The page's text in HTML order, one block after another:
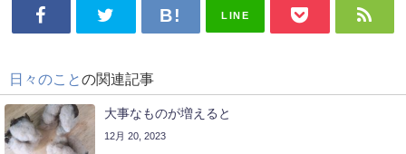
LINE
日々のことの関連記事
大事なものが増えると
12月 20, 2023